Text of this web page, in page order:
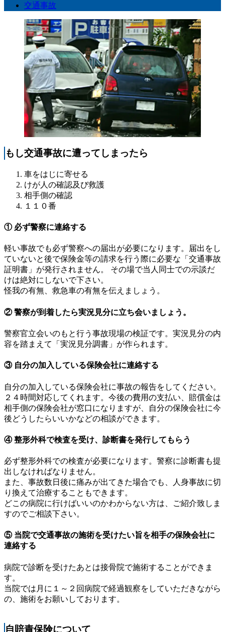
交通事故
もし交通事故に遭ってしまったら
車をはじに寄せる
けが人の確認及び救護
相手側の確認
１１０番
① 必ず警察に連絡する
軽い事故でも必ず警察への届出が必要になります。届出をし
ていないと後で保険金等の請求を行う際に必要な「交通事故
証明書」が発行されません。 その場で当人同士での示談だ
けは絶対にしないで下さい。
怪我の有無、救急車の有無を伝えましょう。
② 警察が到着したら実況見分に立ち会いましょう。
警察官立会いのもと行う事故現場の検証です。実況見分の内
容を踏まえて「実況見分調書」が作られます。
③ 自分の加入している保険会社に連絡する
自分の加入している保険会社に事故の報告をしてください。
２４時間対応してくれます。今後の費用の支払い、賠償金は
相手側の保険会社が窓口になりますが、自分の保険会社に今
後どうしたらいいかなどの相談ができます。
④ 整形外科で検査を受け、診断書を発行してもらう
必ず整形外科での検査が必要になります。警察に診断書も提
出しなければなりません。
また、事故数日後に痛みが出てきた場合でも、人身事故に切
り換えて治療することもできます。
どこの病院に行けばいいのかわからない方は、ご紹介致しま
すのでご相談下さい。
⑤ 当院で交通事故の施術を受けたい旨を相手の保険会社に
連絡する
病院で診断を受けたあとは接骨院で施術することができま
す。
当院では月に１～２回病院で経過観察をしていただきながら
の、施術をお願いしております。
自賠責保険について